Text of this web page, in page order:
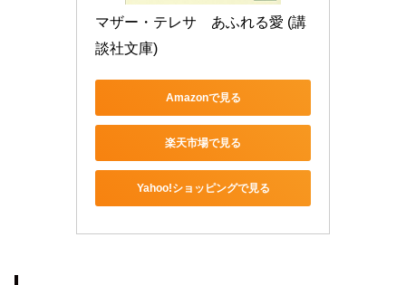
マザー・テレサ　あふれる愛 (講
談社文庫)
Amazonで見る
楽天市場で見る
Yahoo!ショッピングで見る